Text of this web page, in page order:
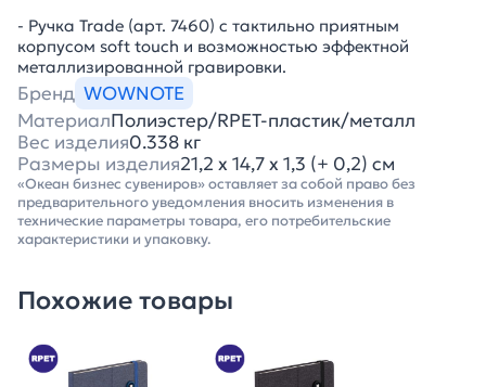
- Ручка Trade (арт. 7460) с тактильно приятным
корпусом soft touch и возможностью эффектной
металлизированной гравировки.
Бренд WOWNOTE
МатериалПолиэстер/RPET-пластик/металл
Вес изделия0.338 кг
Размеры изделия21,2 х 14,7 х 1,3 (+ 0,2) см
«Океан бизнес сувениров» оставляет за собой право без
предварительного уведомления вносить изменения в
технические параметры товара, его потребительские
характеристики и упаковку.
Похожие товары